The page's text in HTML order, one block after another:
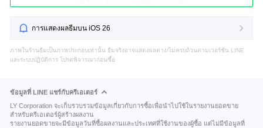
การแสดงผลธีมบน iOS 26
ภาพในร้านธีมเป็นภาพประกอบเท่านั้น ธีมจริงอาจแสดงผลต่าง/ไม่ครบถ้วนตามเวอร์ชัน LINE
และระบบปฏิบัติการ โปรดพิจารณาก่อนซื้อ
ข้อมูลที่ LINE แชร์กับครีเอเตอร์
LY Corporation จะเก็บรวบรวมข้อมูลเกี่ยวกับการซื้อเพื่อนำไปใช้ในรายงานยอดขาย
สำหรับครีเอเตอร์ผู้สร้างผลงาน
รายงานยอดขายจะมีข้อมูลวันที่ซื้อผลงานและประเทศที่ใช้งานของผู้ซื้อ แต่ไม่มีข้อมูลที่